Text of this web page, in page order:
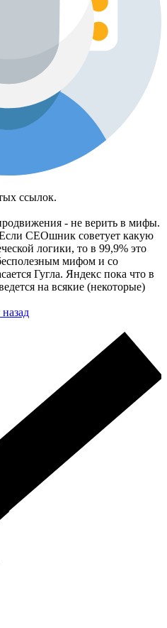
ссылок.
- не верить в мифы.
СЕОшник советует какую
логики, то в 99,9% это
мифом и со
Гугла. Яндекс пока что в
на всякие (некоторые)
назад